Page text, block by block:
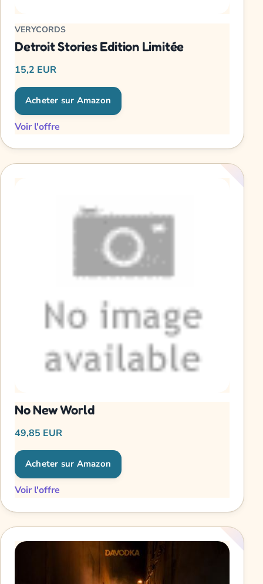
VERYCORDS
Detroit Stories Edition Limitée
15,2 EUR
Acheter sur Amazon
Voir l'offre
No New World
49,85 EUR
Acheter sur Amazon
Voir l'offre